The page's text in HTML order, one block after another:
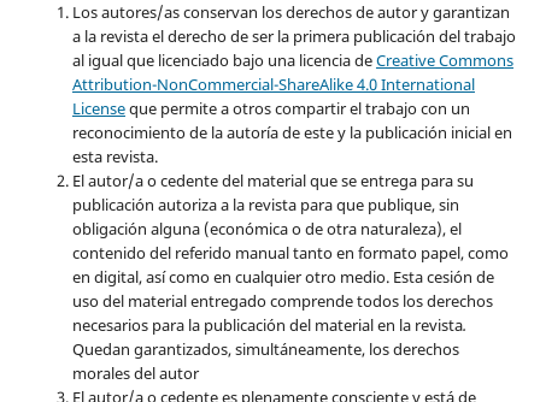
Los autores/as conservan los derechos de autor y garantizan
a la revista el derecho de ser la primera publicación del trabajo
al igual que licenciado bajo una licencia deCreative Commons
Attribution-NonCommercial-ShareAlike 4.0 International
Licenseque permite a otros compartir el trabajo con un
reconocimiento de la autoría de este y la publicación inicial en
esta revista.
El autor/a o cedente del material que se entrega para su
publicación autoriza a la revista para que publique, sin
obligación alguna (económica o de otra naturaleza), el
contenido del referido manual tanto en formato papel, como
en digital, así como en cualquier otro medio. Esta cesión de
uso del material entregado comprende todos los derechos
necesarios para la publicación del material en la revista.
Quedan garantizados, simultáneamente, los derechos
morales del autor
El autor/a o cedente es plenamente consciente y está de